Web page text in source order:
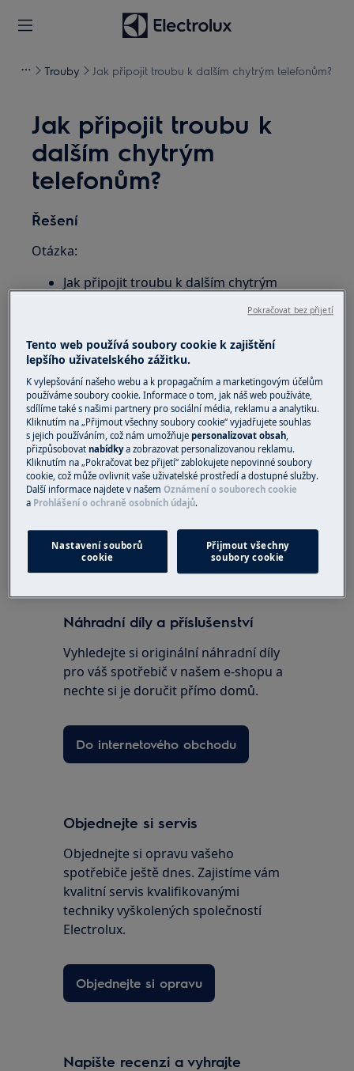
Trouby Jak připojit troubu k dalším chytrým telefonům?
Jak připojit troubu k
dalším chytrým
telefonům?
Řešení
Otázka:
Jak připojit troubu k dalším chytrým
Připojená trouba CombiSteam Pro Smart
Řešení:
1. Nainstalujte aplikaciMy Electrolux / My AEG
Appdo jiného smartphonu nebo tabletu.
2. Přihlaste se k aplikaci pomocí stejných
přihlašovacích údajů, jaké jste použili v prvním
smartphonu.
Byl tento článek užitečný?
Náhradní díly a příslušenství
Vyhledejte si originální náhradní díly
pro váš spotřebič v našem e-shopu a
nechte si je doručit přímo domů.
Do internetového obchodu
Objednejte si servis
Objednejte si opravu vašeho
spotřebiče ještě dnes. Zajistíme vám
kvalitní servis kvalifikovanými
techniky vyškolených společností
Electrolux.
Objednejte si opravu
Napište recenzi a vyhrajte
Tento web používá soubory cookie k zajištění
lepšího uživatelského zážitku.
K vylepšování našeho webu a k propagačním a marketingovým účelům
používáme soubory cookie. Informace o tom, jak náš web používáte,
sdílíme také s našimi partnery pro sociální média, reklamu a analytiku.
Kliknutím na „Přijmout všechny soubory cookie“ vyjadřujete souhlas
s jejich používáním, což nám umožňujepersonalizovat obsah,
přizpůsobovatnabídkya zobrazovat personalizovanou reklamu.
Kliknutím na „Pokračovat bez přijetí“ zablokujete nepovinné soubory
cookie, což může ovlivnit vaše uživatelské prostředí a dostupné služby.
Další informace najdete v našemOznámení o souborech cookie
a Prohlášení o ochraně osobních údajů.
Nastavení souborů
cookie
Přijmout všechny
soubory cookie
Pokračovat bez přijetí